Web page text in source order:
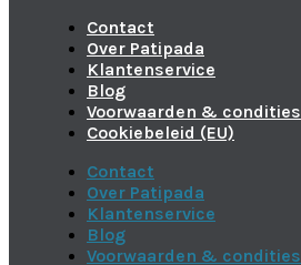
Contact
Over Patipada
Klantenservice
Blog
Voorwaarden & condities
Cookiebeleid (EU)
Contact
Over Patipada
Klantenservice
Blog
Voorwaarden & condities